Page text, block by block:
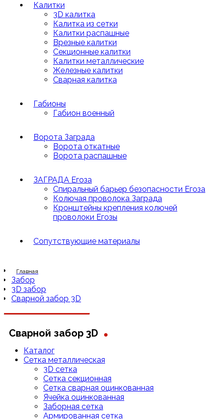
Калитки
3D калитка
Калитка из сетки
Калитки распашные
Врезные калитки
Секционные калитки
Калитки металлические
Железные калитки
Сварная калитка
Габионы
Габион военный
Ворота Заграда
Ворота откатные
Ворота распашные
ЗАГРАДА Егоза
Спиральный барьер безопасности Егоза
Колючая проволока Заграда
Кронштейны крепления колючей
проволоки Егозы
Сопутствующие материалы
Главная
Забор
3D забор
Сварной забор 3D
Сварной забор 3D .
Каталог
Сетка металлическая
3D сетка
Cетка cекционная
Сетка сварная оцинкованная
Ячейка оцинкованная
Заборная сетка
Армированная сетка